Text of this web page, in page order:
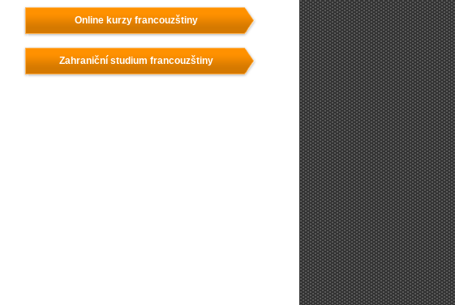
Online kurzy francouzštiny
Zahraniční studium francouzštiny